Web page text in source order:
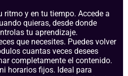
ritmo y en tu tiempo. Accede a
quieras, desde donde
tu aprendizaje.
que necesites. Puedes volver
cuantas veces desees
completamente el contenido.
horarios fijos. Ideal para